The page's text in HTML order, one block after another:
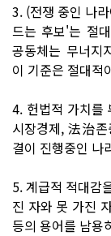
3. (전쟁 중인 나
드는 후보'는 절
공동체는 무너지
이 기준은 절대적
4. 헌법적 가치를
시장경제, 法治
결이 진행중인 나
5. 계급적 적대감
진 자와 못 가진
등의 용어를 남용